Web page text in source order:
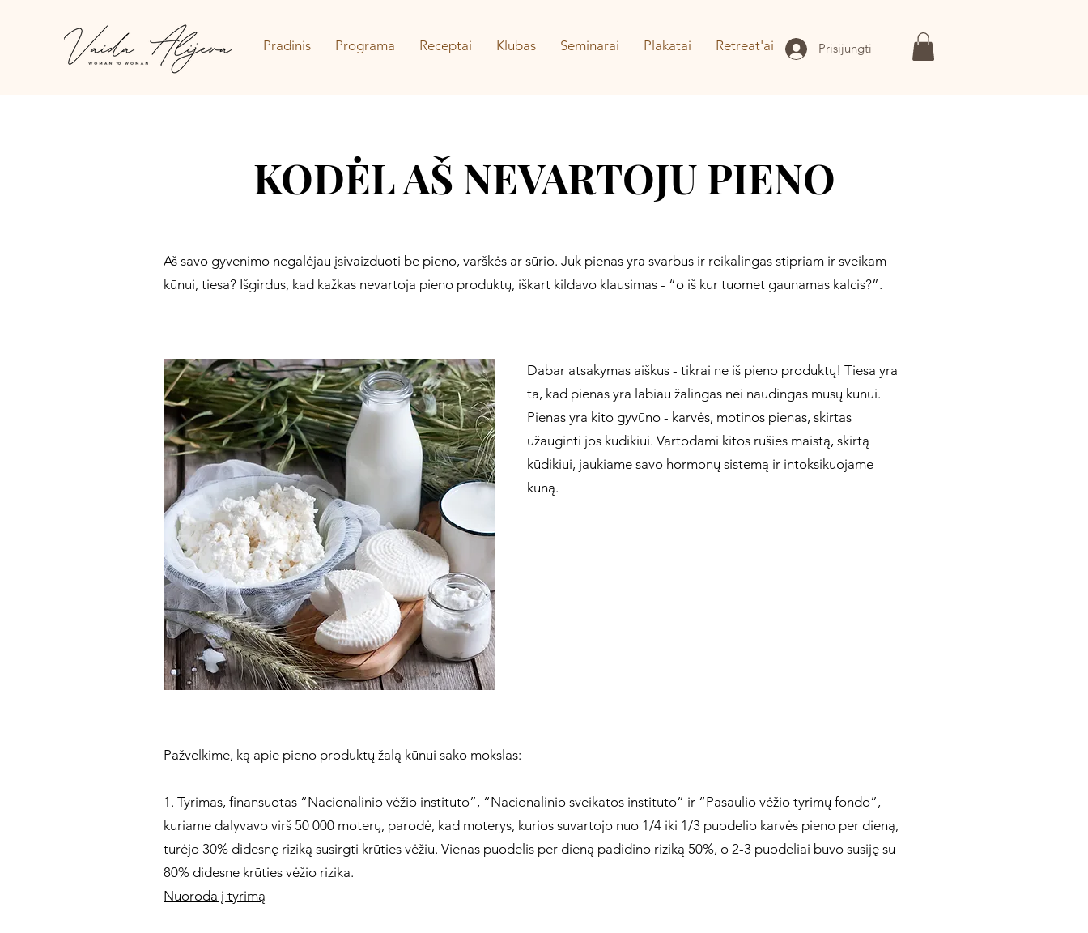
Pradinis Programa Receptai Klubas Seminarai Plakatai Retreat'ai Prisijungti
KODĖL AŠ NEVARTOJU PIENO
Aš savo gyvenimo negalėjau įsivaizduoti be pieno, varškės ar sūrio. Juk pienas yra svarbus ir reikalingas stipriam ir sveikam
kūnui, tiesa? Išgirdus, kad kažkas nevartoja pieno produktų, iškart kildavo klausimas - “o iš kur tuomet gaunamas kalcis?”.
Dabar atsakymas aiškus - tikrai ne iš pieno produktų! Tiesa yra
ta, kad pienas yra labiau žalingas nei naudingas mūsų kūnui.
Pienas yra kito gyvūno - karvės, motinos pienas, skirtas
užauginti jos kūdikiui. Vartodami kitos rūšies maistą, skirtą
kūdikiui, jaukiame savo hormonų sistemą ir intoksikuojame
kūną.
Pažvelkime, ką apie pieno produktų žalą kūnui sako mokslas:
1. Tyrimas, finansuotas “Nacionalinio vėžio instituto”, “Nacionalinio sveikatos instituto” ir “Pasaulio vėžio tyrimų fondo”,
kuriame dalyvavo virš 50 000 moterų, parodė, kad moterys, kurios suvartojo nuo 1/4 iki 1/3 puodelio karvės pieno per dieną,
turėjo 30% didesnę riziką susirgti krūties vėžiu. Vienas puodelis per dieną padidino riziką 50%, o 2-3 puodeliai buvo susiję su
80% didesne krūties vėžio rizika.
Nuoroda į tyrimą